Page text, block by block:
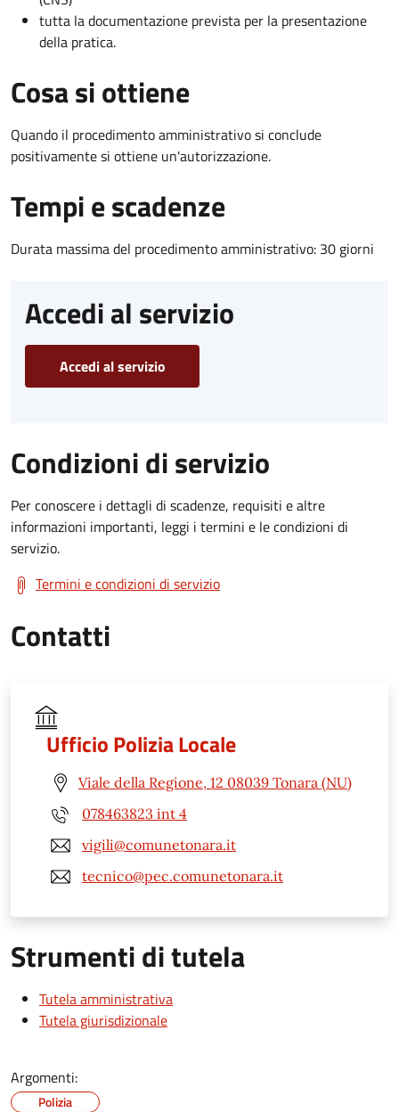
tutta la documentazione prevista per la presentazione
della pratica.
Cosa si ottiene
Quando il procedimento amministrativo si conclude
positivamente si ottiene un'autorizzazione.
Tempi e scadenze
Durata massima del procedimento amministrativo: 30 giorni
Accedi al servizio
Accedi al servizio
Condizioni di servizio
Per conoscere i dettagli di scadenze, requisiti e altre
informazioni importanti, leggi i termini e le condizioni di
servizio.
Termini e condizioni di servizio
Contatti
Ufficio Polizia Locale
Viale della Regione, 12 08039 Tonara (NU)
078463823 int 4
vigili@comunetonara.it
tecnico@pec.comunetonara.it
Strumenti di tutela
Tutela amministrativa
Tutela giurisdizionale
Argomenti:
Polizia